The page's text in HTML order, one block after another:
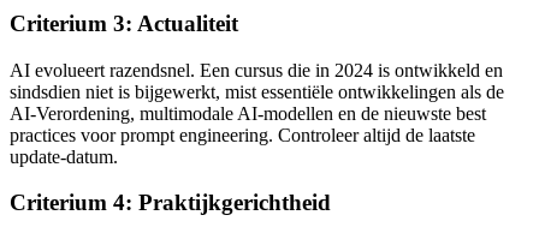
Criterium 3: Actualiteit
AI evolueert razendsnel. Een cursus die in 2024 is ontwikkeld en
sindsdien niet is bijgewerkt, mist essentiële ontwikkelingen als de
AI-Verordening, multimodale AI-modellen en de nieuwste best
practices voor prompt engineering. Controleer altijd de laatste
update-datum.
Criterium 4: Praktijkgerichtheid